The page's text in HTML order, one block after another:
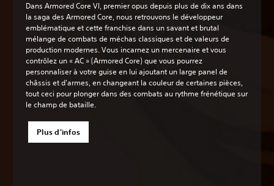
Dans Armored Core VI, premier opus depuis plus de dix ans dans
la saga des Armored Core, nous retrouvons le développeur
emblématique et cette franchise dans un savant et brutal
mélange de combats de méchas classiques et de valeurs de
production modernes. Vous incarnez un mercenaire et vous
contrôlez un « AC » (Armored Core) que vous pourrez
personnaliser à votre guise en lui ajoutant un large panel de
châssis et d'armes, en changeant la couleur de certaines pièces,
tout ceci pour plonger dans des combats au rythme frénétique sur
le champ de bataille.
Plus d'infos